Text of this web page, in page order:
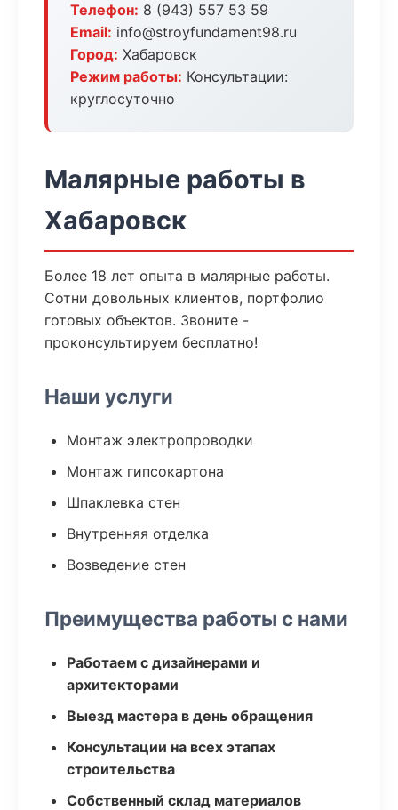
Телефон: 8 (943) 557 53 59
Email: info@stroyfundament98.ru
Город: Хабаровск
Режим работы: Консультации:
круглосуточно
Малярные работы в
Хабаровск
Более 18 лет опыта в малярные работы.
Сотни довольных клиентов, портфолио
готовых объектов. Звоните -
проконсультируем бесплатно!
Наши услуги
Монтаж электропроводки
Монтаж гипсокартона
Шпаклевка стен
Внутренняя отделка
Возведение стен
Преимущества работы с нами
Работаем с дизайнерами и
архитекторами
Выезд мастера в день обращения
Консультации на всех этапах
строительства
Собственный склад материалов